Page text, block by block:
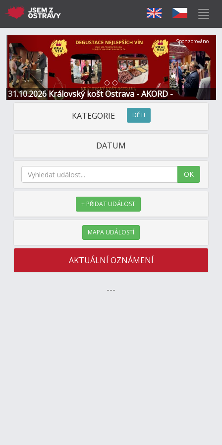
31.10.2026 Královský košt Ostrava - AKORD -
Restaurace a Hotel
Předchozí Další
Sponzorováno
KATEGORIE DĚTI
DATUM
OK
+ PŘIDAT UDÁLOST
MAPA UDÁLOSTÍ
AKTUÁLNÍ OZNÁMENÍ
---